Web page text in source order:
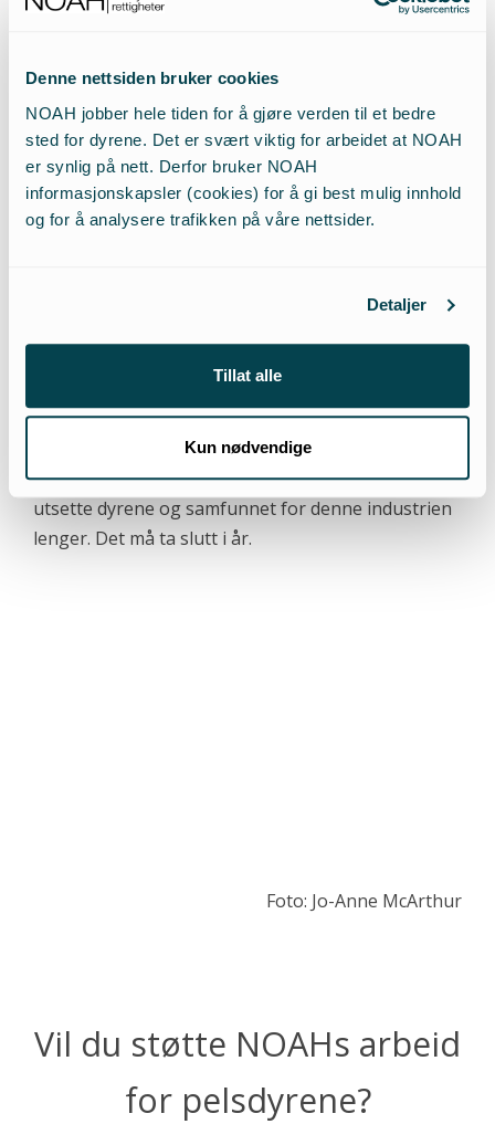
Denne nettsiden bruker cookies
NOAH jobber hele tiden for å gjøre verden til et bedre
sted for dyrene. Det er svært viktig for arbeidet at NOAH
er synlig på nett. Derfor bruker NOAH
informasjonskapsler (cookies) for å gi best mulig innhold
og for å analysere trafikken på våre nettsider.
Detaljer
Tillat alle
Kun nødvendige
avviklingen av pelsdyroppdrett skjer i løpet av året,
og at ikke flere dyr settes til verden i den
situasjonen man er i. Hittil har vi ikke blitt hørt.
Det eneste forsvarlige også for norske
veterinærhensyn og folkehelseperspektiv. Vi
har blitt i Danmark. Hele samfunnet holder på å
stenge ned igjen, samtidig som
pengeutbetalingen til farmerne allerede ligger klar.
Det er rett og slett ingen unnskyldning for å
utsette dyrene og samfunnet for denne industrien
lenger. Det må ta slutt i år.
Foto: Jo-Anne McArthur
Vil du støtte NOAHs arbeid
for pelsdyrene?